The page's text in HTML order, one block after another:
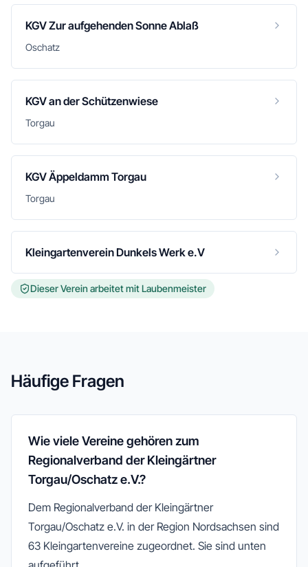
KGV Zur aufgehenden Sonne Ablaß
Oschatz
KGV an der Schützenwiese
Torgau
KGV Äppeldamm Torgau
Torgau
Kleingartenverein Dunkels Werk e.V
Dieser Verein arbeitet mit Laubenmeister
Häufige Fragen
Wie viele Vereine gehören zum
Regionalverband der Kleingärtner
Torgau/Oschatz e.V.?
Dem Regionalverband der Kleingärtner
Torgau/Oschatz e.V. in der Region Nordsachsen sind
63 Kleingartenvereine zugeordnet. Sie sind unten